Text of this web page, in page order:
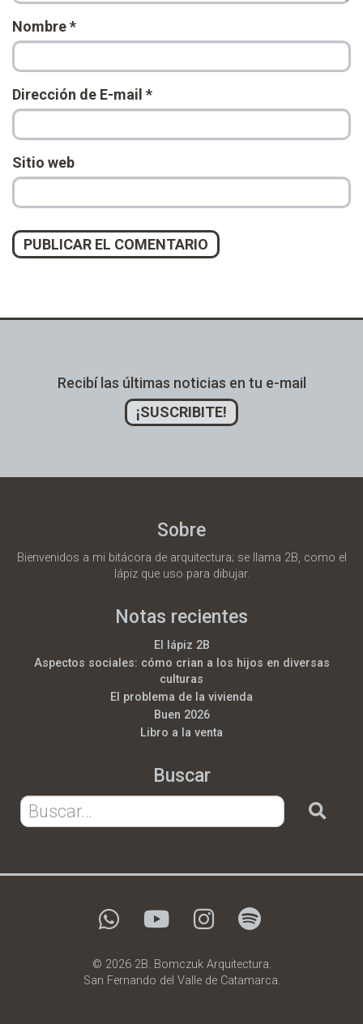
Nombre*
Dirección de E-mail *
Sitio web
Recibí las últimas noticias en tu e-mail
¡SUSCRIBITE!
Sobre
Bienvenidos a mi bitácora de arquitectura; se llama 2B, como el
lápiz que uso para dibujar.
Notas recientes
El lápiz 2B
Aspectos sociales: cómo crian a los hijos en diversas
culturas
El problema de la vivienda
Buen 2026
Libro a la venta
Buscar
© 2026 2B. Bomczuk Arquitectura.
San Fernando del Valle de Catamarca.